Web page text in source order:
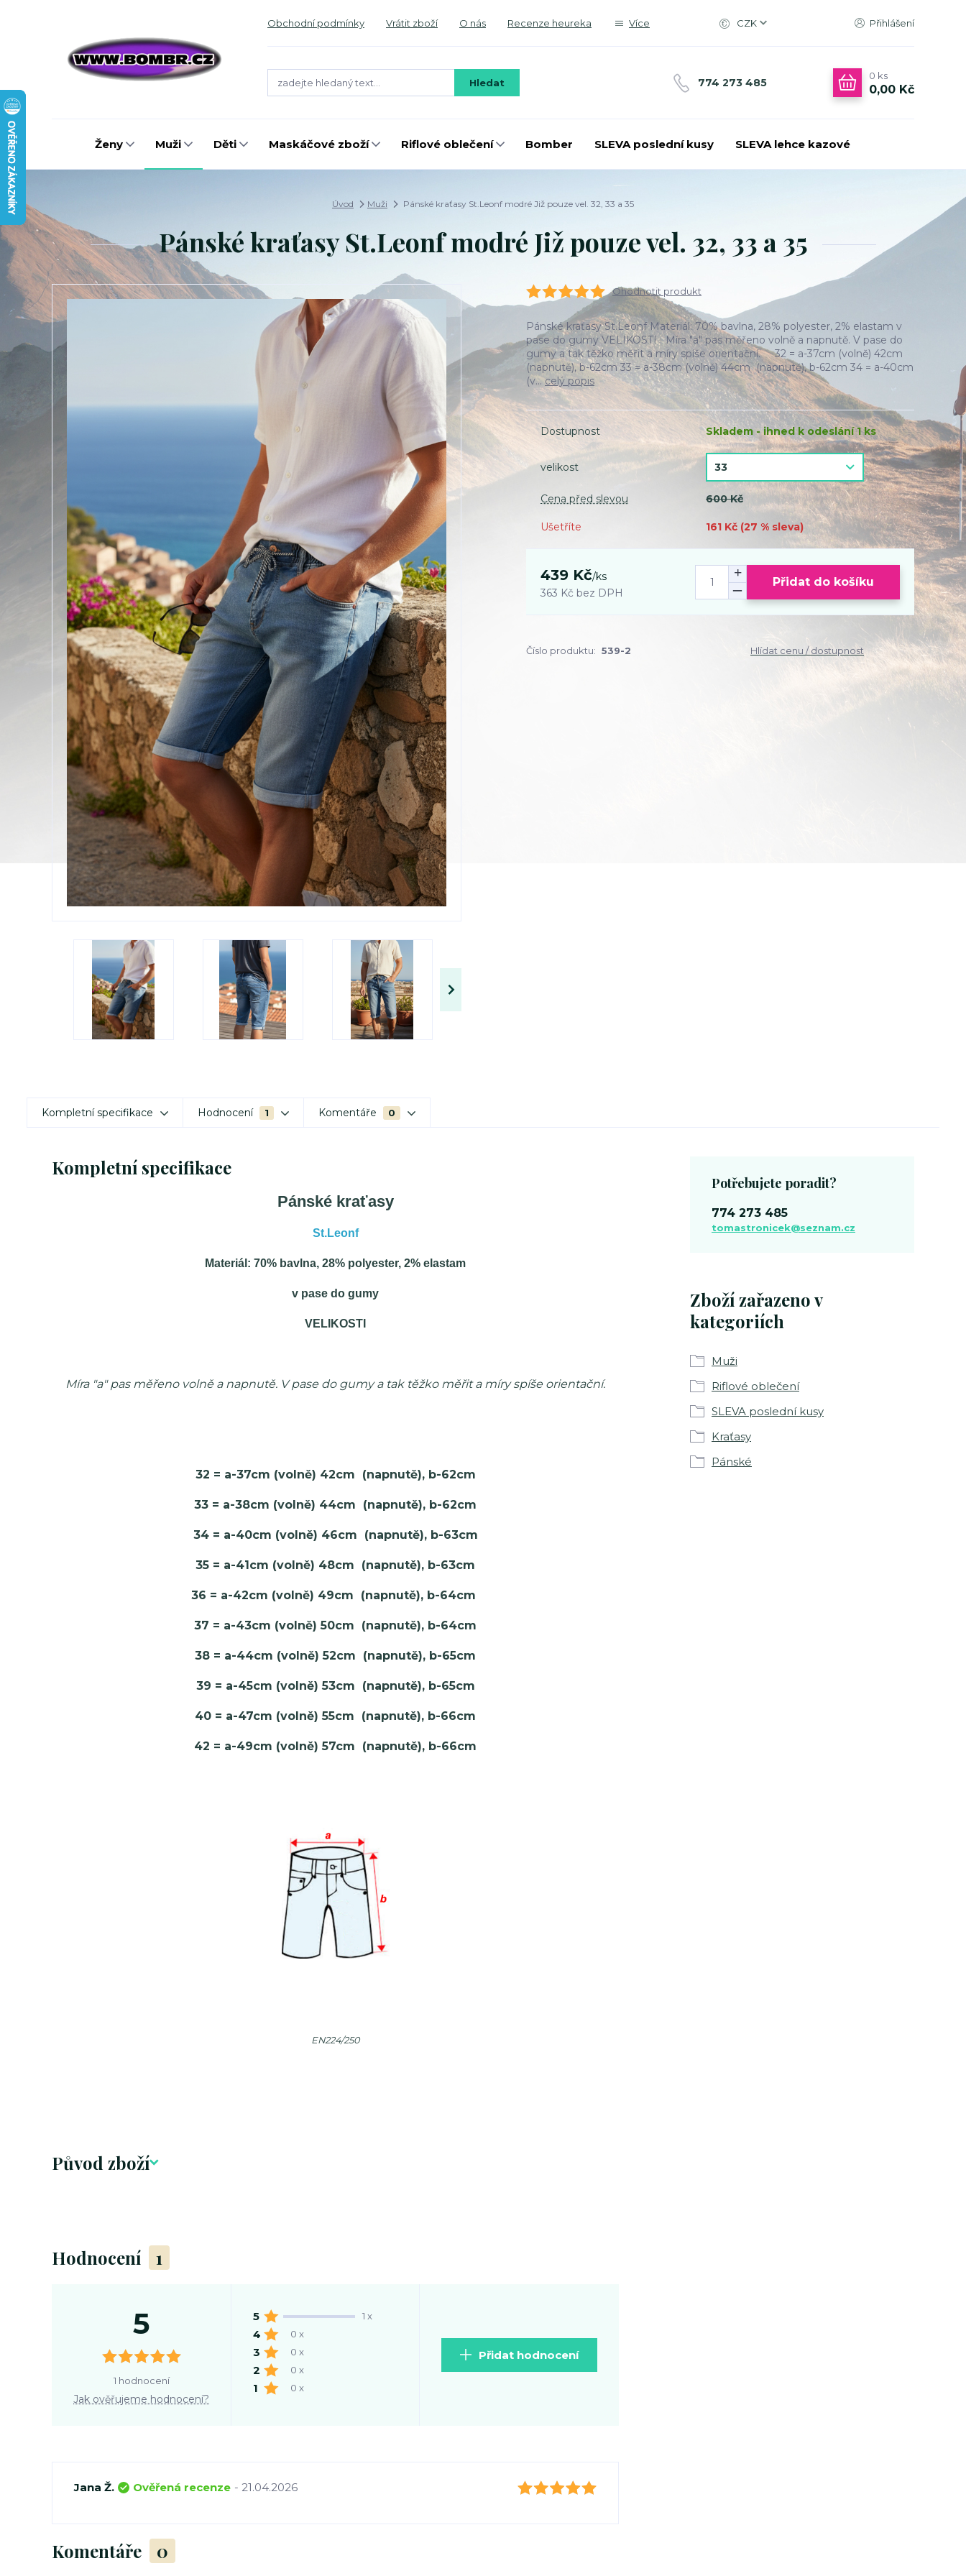
Obchodní podmínky Vrátit zboží O nás Recenze heureka Více CZK Přihlášení
Hledat 774 273 485
0 ks
0,00 Kč
Ženy Muži Děti Maskáčové zboží Riflové oblečení Bomber SLEVA poslední kusy SLEVA lehce kazové
Úvod Muži Pánské kraťasy St.Leonf modré Již pouze vel. 32, 33 a 35
Pánské kraťasy St.Leonf modré Již pouze vel. 32, 33 a 35
Ohodnotit produkt
Pánské kraťasy St.Leonf Materiál: 70% bavlna, 28% polyester, 2% elastam v
pase do gumy VELIKOSTI Míra "a" pas měřeno volně a napnutě. V pase do
gumy a tak těžko měřit a míry spíše orientační. 32 = a-37cm (volně) 42cm
(napnutě), b-62cm 33 = a-38cm (volně) 44cm (napnutě), b-62cm 34 = a-40cm
(v...celý popis
Dostupnost Skladem - ihned k odeslání 1 ks
velikost
Cena před slevou 600 Kč
Ušetříte 161 Kč (27 % sleva)
439 Kč/ks
363 Kč bez DPH
Přidat do košíku
Číslo produktu: 539-2 Hlídat cenu / dostupnost
Kompletní specifikace Hodnocení 1 Komentáře 0
Kompletní specifikace
Pánské kraťasy
St.Leonf
Materiál: 70% bavlna, 28% polyester, 2% elastam
v pase do gumy
VELIKOSTI
Míra "a" pas měřeno volně a napnutě. V pase do gumy a tak těžko měřit a míry spíše orientační.
32 = a-37cm (volně) 42cm (napnutě), b-62cm
33 = a-38cm (volně) 44cm (napnutě), b-62cm
34 = a-40cm (volně) 46cm (napnutě), b-63cm
35 = a-41cm (volně) 48cm (napnutě), b-63cm
36 = a-42cm (volně) 49cm (napnutě), b-64cm
37 = a-43cm (volně) 50cm (napnutě), b-64cm
38 = a-44cm (volně) 52cm (napnutě), b-65cm
39 = a-45cm (volně) 53cm (napnutě), b-65cm
40 = a-47cm (volně) 55cm (napnutě), b-66cm
42 = a-49cm (volně) 57cm (napnutě), b-66cm
EN224/250
Původ zboží
Hodnocení 1
Přidat hodnocení
5
1 hodnocení
Jak ověřujeme hodnocení?
5 1 x
4 0 x
3 0 x
2 0 x
1 0 x
Jana Ž. Ověřená recenze - 21.04.2026
Komentáře 0
Zboží zařazeno v
kategoriích
Muži
Riflové oblečení
SLEVA poslední kusy
Kraťasy
Pánské
Potřebujete poradit?
774 273 485
tomastronicek@seznam.cz